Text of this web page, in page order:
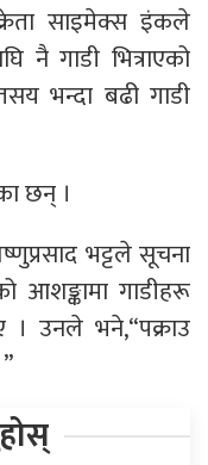
साइमेक्स इंकले
नै गाडी भित्राएको
भन्दा बढी गाडी
छन् ।
भट्टले सूचना
गाडीहरू
। उनले भने,“पक्राउ